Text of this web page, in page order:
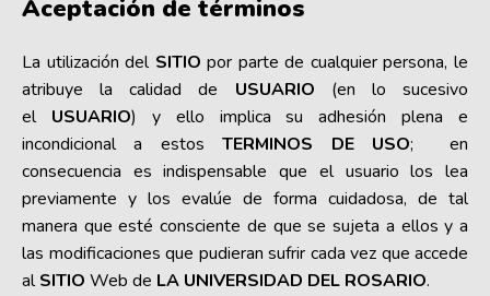
Aceptación de términos
La utilización del SITIO por parte de cualquier persona, le
atribuye la calidad de USUARIO (en lo sucesivo
el USUARIO) y ello implica su adhesión plena e
incondicional a estosTERMINOS DE USO; en
consecuencia es indispensable que el usuario los lea
previamente y los evalúe de forma cuidadosa, de tal
manera que esté consciente de que se sujeta a ellos y a
las modificaciones que pudieran sufrir cada vez que accede
alSITIO Web de LA UNIVERSIDAD DEL ROSARIO.